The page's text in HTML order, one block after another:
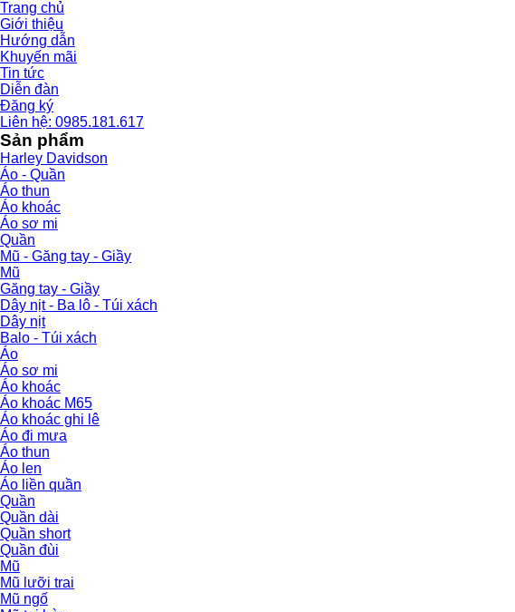
Trang chủ
Giới thiệu
Hướng dẫn
Khuyến mãi
Tin tức
Diễn đàn
Đăng ký
Liên hệ: 0985.181.617
Sản phẩm
Harley Davidson
Áo - Quần
Áo thun
Áo khoác
Áo sơ mi
Quần
Mũ - Găng tay - Giầy
Mũ
Găng tay - Giầy
Dây nịt - Ba lô - Túi xách
Dây nịt
Balo - Túi xách
Áo
Áo sơ mi
Áo khoác
Áo khoác M65
Áo khoác ghi lê
Áo đi mưa
Áo thun
Áo len
Áo liền quần
Quần
Quần dài
Quần short
Quần đùi
Mũ
Mũ lưỡi trai
Mũ ngố